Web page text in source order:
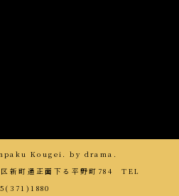
Kougei. by drama.
新町通正面下る平野町784 TEL